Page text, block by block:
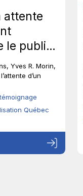
attente
le public
Yves R. Morin,
d’un
Québec